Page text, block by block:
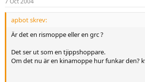
apbot skrev:
Är det en rismoppe eller en grc ?
Det ser ut som en tjippshoppare.
Om det nu är en kinamoppe hur funkar den?